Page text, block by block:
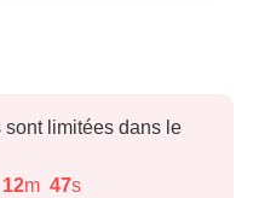
sont limitées dans le
12m 46s